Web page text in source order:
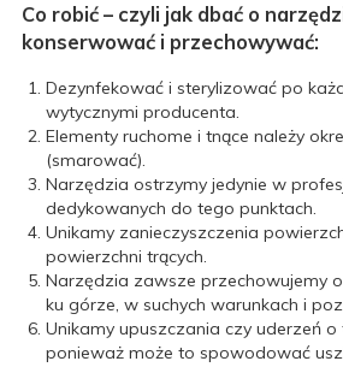
Co robić – czyli jak dbać o
konserwować i przechowywać:
Dezynfekować i sterylizować po
wytycznymi producenta.
Elementy ruchome i tnące należy
(smarować).
Narzędzia ostrzymy jedynie w
dedykowanych do tego punktach.
Unikamy zanieczyszczenia
powierzchni trących.
Narzędzia zawsze przechowujemy
ku górze, w suchych warunkach i
Unikamy upuszczania czy uderzeń
ponieważ może to spowodować